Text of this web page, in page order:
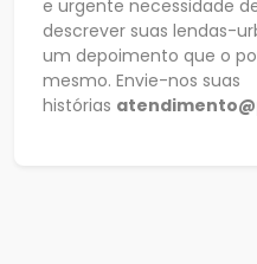
e urgente necessidade
descrever suas lendas-
um depoimento que o
mesmo. Envie-nos suas
histórias